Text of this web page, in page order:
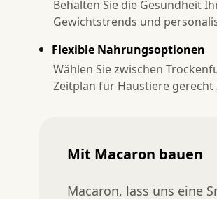
Behalten Sie die Gesundheit
Gewichtstrends und
Flexible Nahrungsoptionen
Wählen Sie zwischen
Zeitplan für Haustiere gerecht
Mit Macaron bauen
Macaron, lass uns eine